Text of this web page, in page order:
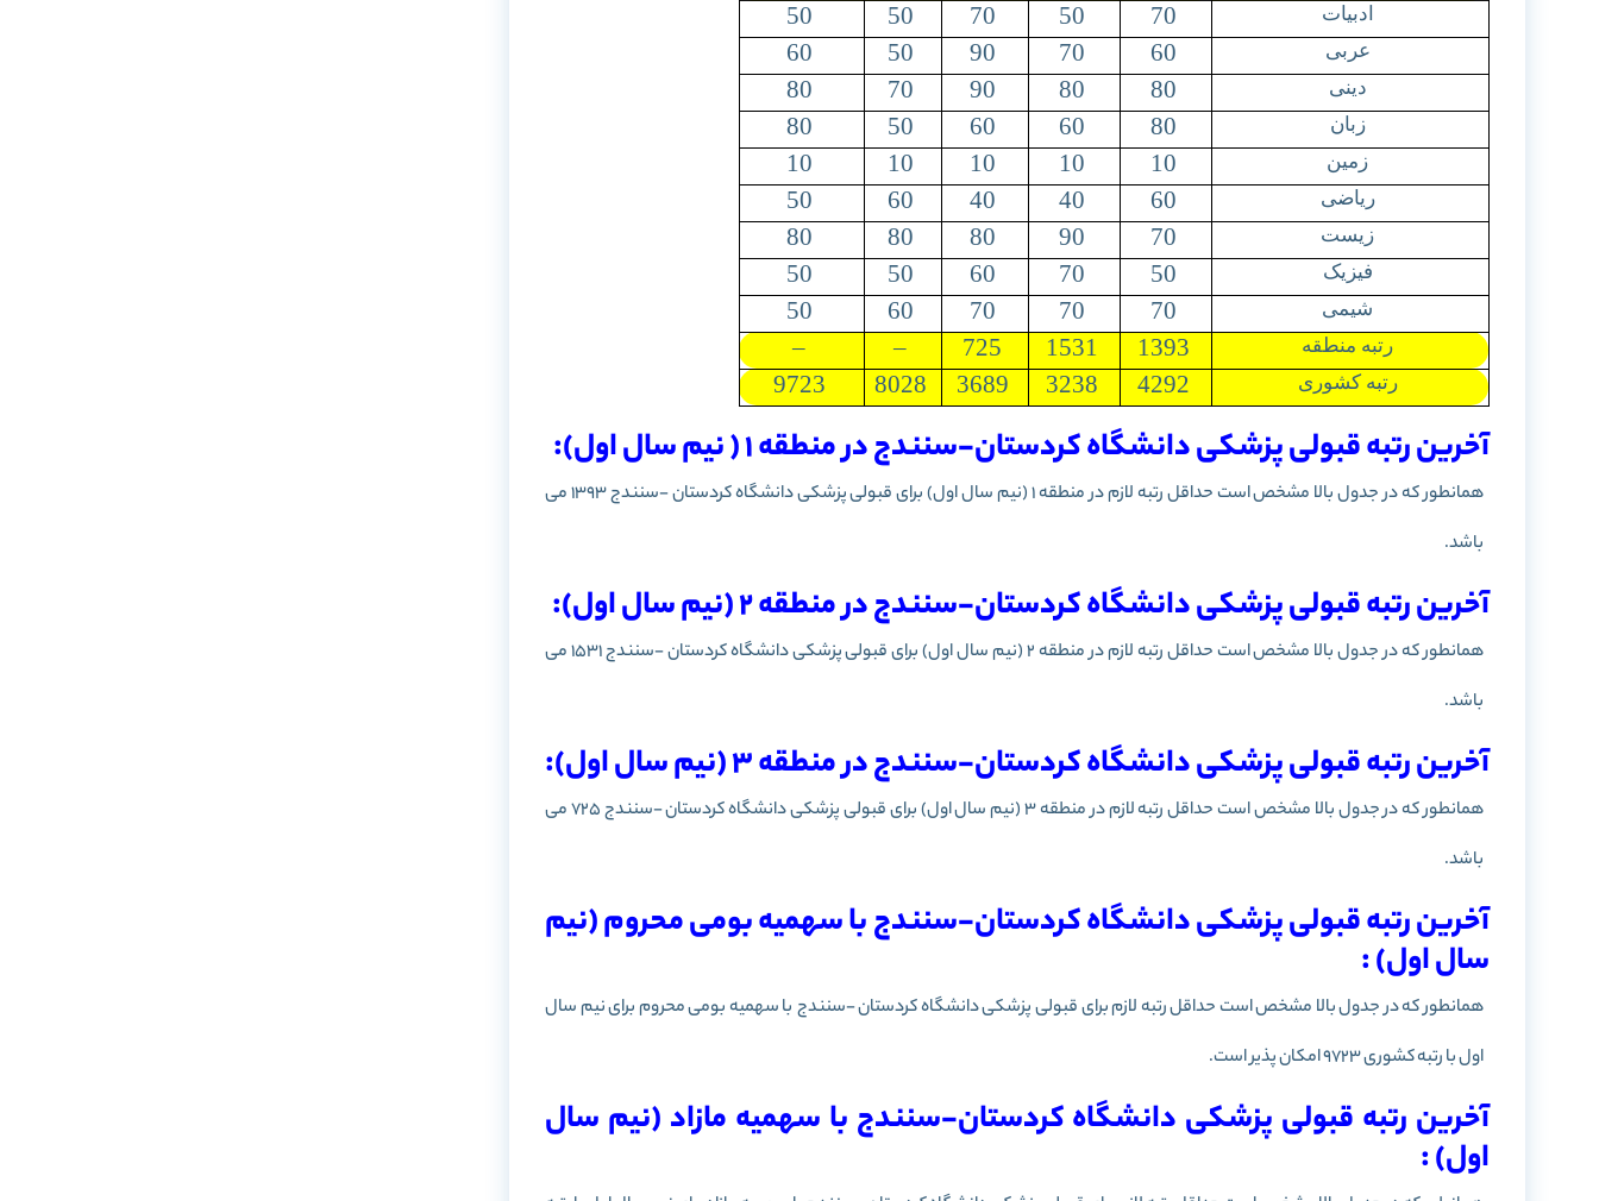
ادبیات 70
50
70
50
50
عربی 60
70
90
50
60
دینی 80
80
90
70
80
زبان 80
60
60
50
80
زمین 10
10
10
10
10
ریاضی 60
40
40
60
50
زیست 70
90
80
80
80
فیزیک 50
70
60
50
50
شیمی 70
70
70
60
50
رتبه منطقه 1393
1531
725
–
–
رتبه کشوری 4292
3238
3689
8028
9723
آخرین رتبه قبولی پزشکی دانشگاه کردستان-سنندج در منطقه 1 ( نیم سال اول):
همانطور که در جدول بالا مشخص است حداقل رتبه لازم در منطقه 1 (نیم سال اول) برای قبولی پزشکی دانشگاه کردستان -سنندج 1393 می
باشد.
آخرین رتبه قبولی پزشکی دانشگاه کردستان-سنندج در منطقه 2 (نیم سال اول):
همانطور که در جدول بالا مشخص است حداقل رتبه لازم در منطقه 2 (نیم سال اول)برای قبولی پزشکی دانشگاهکردستان -سنندج
1531 می
باشد.
آخرین رتبه قبولی پزشکی دانشگاه کردستان-سنندج در منطقه 3 (نیم سال اول):
همانطور که در جدول بالا مشخص است حداقل رتبه لازم در منطقه 3 (نیم سال اول)برای قبولی پزشکی دانشگاهکردستان -سنندج
725 می
باشد.
آخرین رتبه قبولی پزشکی دانشگاه کردستان-سنندج با سهمیه بومی محروم (نیم
سال اول) :
همانطور که در جدول بالا مشخص است حداقل رتبه لازم برای قبولی پزشکی دانشگاهکردستان -سنندج با سهمیه بومی محروم برای نیم سال
اول با رتبه کشوری 9723 امکان پذیر است.
آخرین رتبه قبولی پزشکی دانشگاه کردستان-سنندج با سهمیه مازاد (نیم سال
اول) :